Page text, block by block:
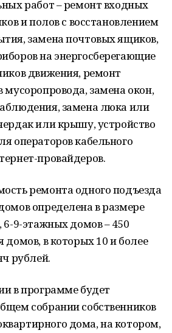
работ – ремонт входных
и полов с восстановлением
замена почтовых ящиков,
на энергосберегающие
движения, ремонт
мусоропровода, замена окон,
замена люка или
или крышу, устройство
операторов кабельного
провайдеров.
ремонта одного подъезда
определена в размере
6-9-этажных домов – 450
домов, в которых 10 и более
рублей.
в программе будет
собрании собственников
дома, на котором,